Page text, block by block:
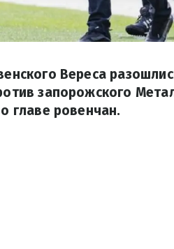
Вереса
запорожского
главе ровенчан.